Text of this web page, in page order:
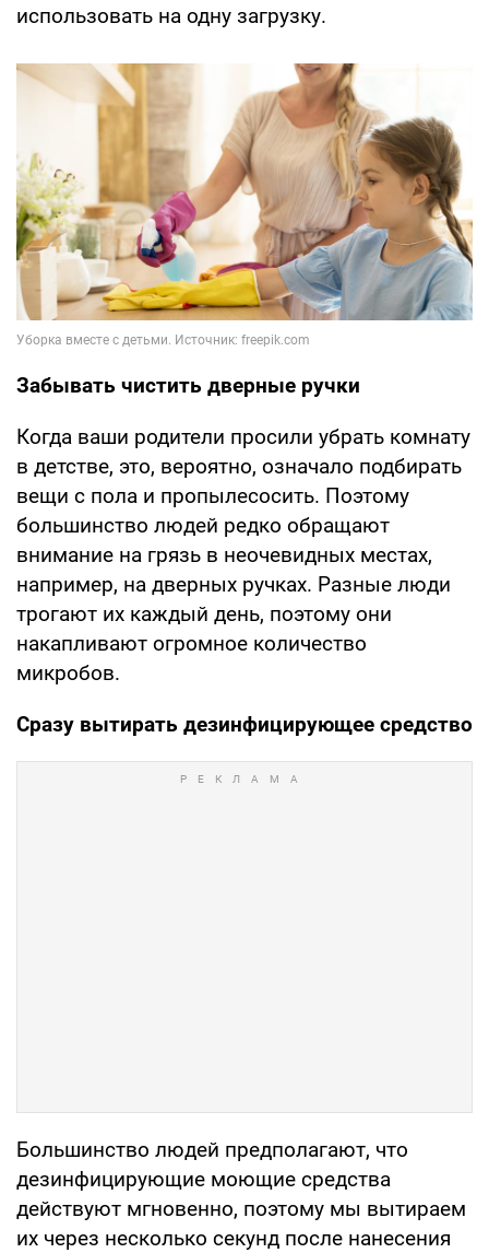
использовать на одну загрузку.
Забывать чистить дверные ручки
Когда ваши родители просили убрать комнату
в детстве, это, вероятно, означало подбирать
вещи с пола и пропылесосить. Поэтому
большинство людей редко обращают
внимание на грязь в неочевидных местах,
например, на дверных ручках. Разные люди
трогают их каждый день, поэтому они
накапливают огромное количество
микробов.
Сразу вытирать дезинфицирующее средство
Большинство людей предполагают, что
дезинфицирующие моющие средства
действуют мгновенно, поэтому мы вытираем
их через несколько секунд после нанесения